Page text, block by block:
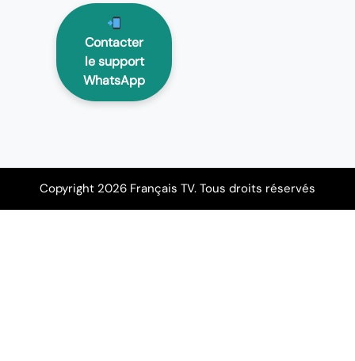
Contacter
le support
WhatsApp
Copyright 2026 Français TV. Tous droits réservés